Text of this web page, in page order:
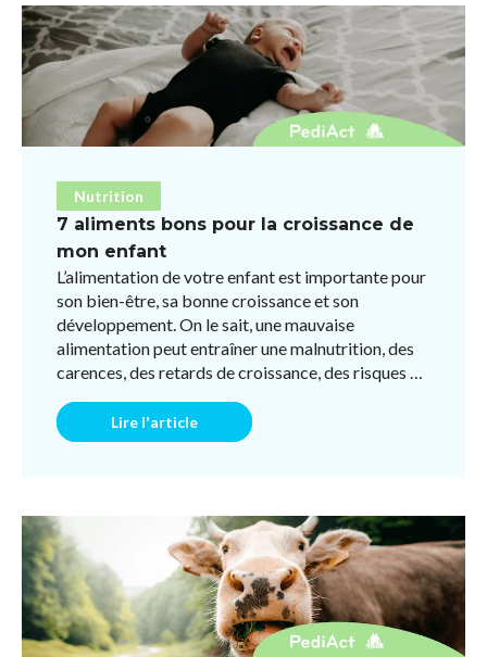
Nutrition
7 aliments bons pour la croissance de
mon enfant
L’alimentation de votre enfant est importante pour
son bien-être, sa bonne croissance et son
développement. On le sait, une mauvaise
alimentation peut entraîner une malnutrition, des
carences, des retards de croissance, des risques de
Lire l'article